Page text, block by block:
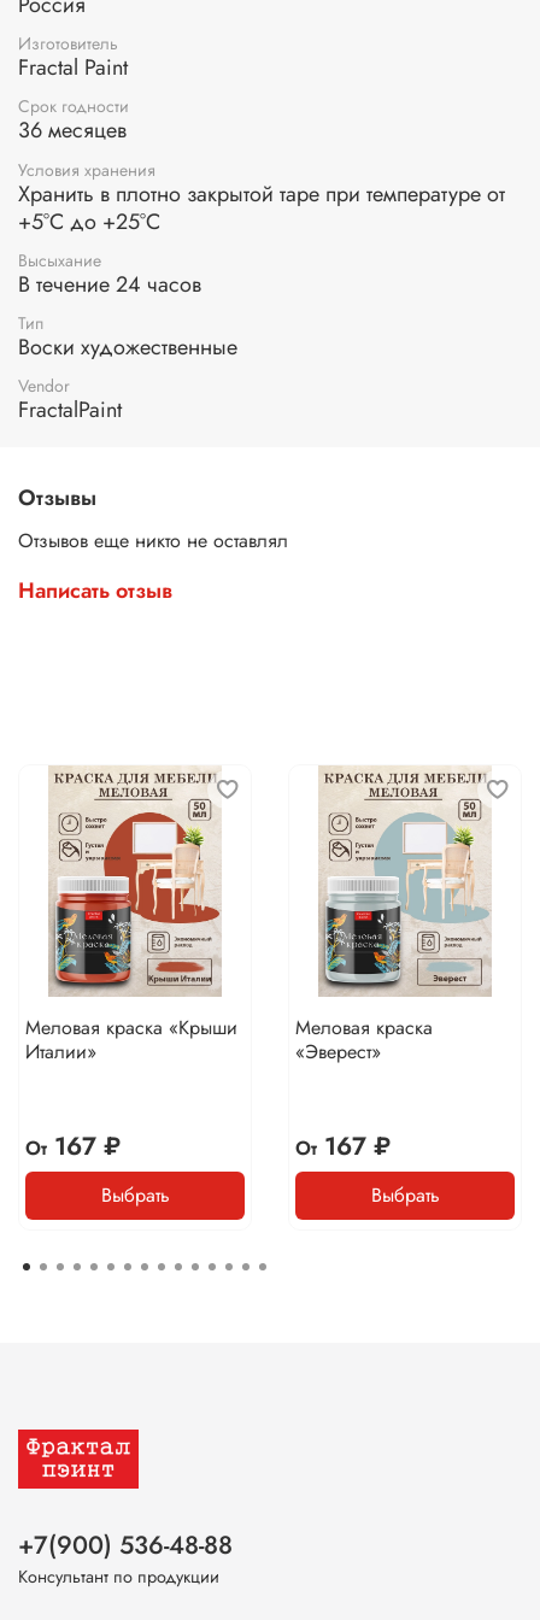
Изготовитель
Fractal Paint
Срок годности
36 месяцев
Условия хранения
Хранить в плотно закрытой таре при температуре от
+5°С до +25°С
Высыхание
В течение 24 часов
Тип
Воски художественные
Vendor
FractalPaint
Отзывы
Отзывов еще никто не оставлял
Написать отзыв
Меловая краска «Крыши
Италии»
От167 ₽
Выбрать
Меловая краска
«Эверест»
От167 ₽
Выбрать
+7(900) 536-48-88
Консультант по продукции